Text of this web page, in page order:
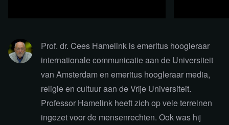
Prof. dr. Cees Hamelink is emeritus hoogleraar
internationale communicatie aan de Universiteit
van Amsterdam en emeritus hoogleraar media,
religie en cultuur aan de Vrije Universiteit.
Professor Hamelink heeft zich op vele terreinen
ingezet voor de mensenrechten. Ook was hij